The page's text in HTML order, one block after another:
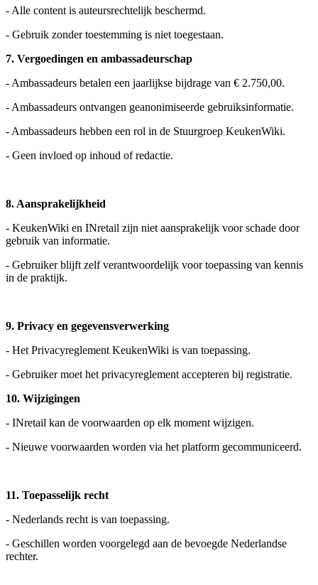
- Alle content is auteursrechtelijk beschermd.
- Gebruik zonder toestemming is niet toegestaan.
7. Vergoedingen en ambassadeurschap
- Ambassadeurs betalen een jaarlijkse bijdrage van € 2.750,00.
- Ambassadeurs ontvangen geanonimiseerde gebruiksinformatie.
- Ambassadeurs hebben een rol in de Stuurgroep KeukenWiki.
- Geen invloed op inhoud of redactie.
8. Aansprakelijkheid
- KeukenWiki en INretail zijn niet aansprakelijk voor schade door
gebruik van informatie.
- Gebruiker blijft zelf verantwoordelijk voor toepassing van kennis
in de praktijk.
9. Privacy en gegevensverwerking
- Het Privacyreglement KeukenWiki is van toepassing.
- Gebruiker moet het privacyreglement accepteren bij registratie.
10. Wijzigingen
- INretail kan de voorwaarden op elk moment wijzigen.
- Nieuwe voorwaarden worden via het platform gecommuniceerd.
11. Toepasselijk recht
- Nederlands recht is van toepassing.
- Geschillen worden voorgelegd aan de bevoegde Nederlandse
rechter.